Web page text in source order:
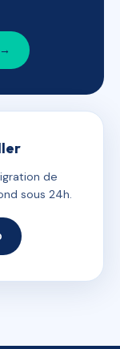
de
sous 24h.